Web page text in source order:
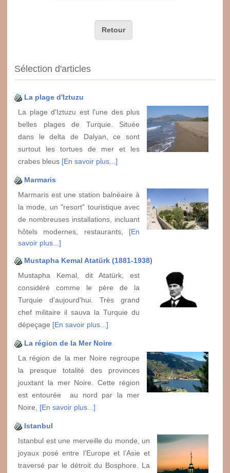
Retour
Sélection d'articles
La plage d'Iztuzu
La plage d'Iztuzu est l'une des plus
belles plages de Turquie. Située
dans le delta de Dalyan, ce sont
surtout les tortues de mer et les
crabes bleus [En savoir plus...]
Marmaris
Marmaris est une station balnéaire à
la mode, un "resort" touristique avec
de nombreuses installations, incluant
hôtels modernes, restaurants, [En
savoir plus...]
Mustapha Kemal Atatürk (1881-1938)
Mustapha Kemal, dit Atatürk, est
considéré comme le père de la
Turquie d'aujourd'hui. Très grand
chef militaire il sauva la Turquie du
dépeçage [En savoir plus...]
La région de la Mer Noire
La région de la mer Noire regroupe
la presque totalité des provinces
jouxtant la mer Noire. Cette région
est entourée au nord par la mer
Noire, [En savoir plus...]
Istanbul
Istanbul est une merveille du monde, un
joyaux posé entre l’Europe et l’Asie et
traversé par le détroit du Bosphore. La